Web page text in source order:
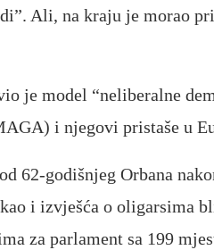
Ali, na kraju je morao
je model “neliberalne
i njegovi pristaše u
62-godišnjeg Orbana
i izvješća o oligarsima
za parlament sa 199